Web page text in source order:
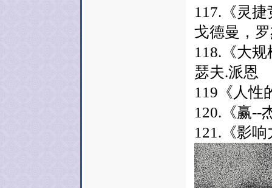
117.《灵
戈德曼，罗
118.《大
瑟夫.派恩
119《人性
120.《赢--
121.《影